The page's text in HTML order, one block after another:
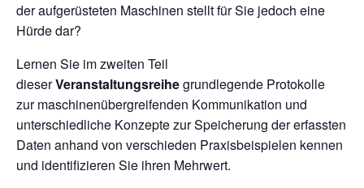
deraufgerüsteten Maschinen stellt für Sie jedoch eine
Hürde dar?
Lernen Sie im zweiten Teil
dieserVeranstaltungsreihegrundlegende Protokolle
zur maschinenübergreifenden Kommunikation und
unterschiedliche Konzepte zur Speicherung der erfassten
Daten anhand von verschieden Praxisbeispielen kennen
und identifizieren Sie ihren Mehrwert.